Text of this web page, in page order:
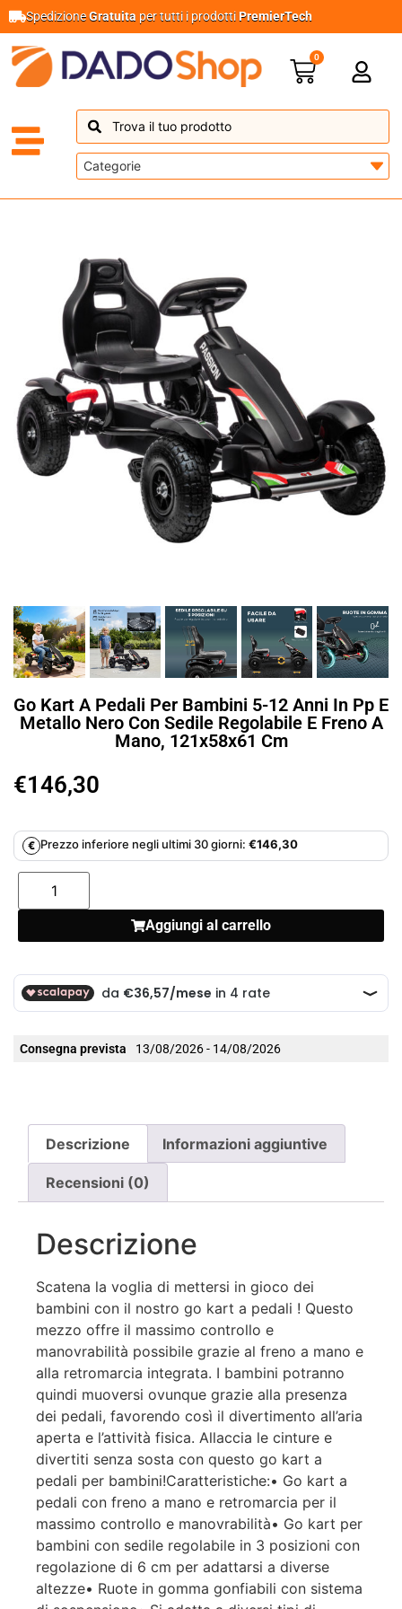
SpedizioneGratuita per tutti i prodottiPremierTech
0
Go Kart A Pedali Per Bambini 5-12 Anni In Pp E
Metallo Nero Con Sedile Regolabile E Freno A
Mano, 121x58x61 Cm
€146,30
€ Prezzo inferiore negli ultimi 30 giorni: €146,30
Aggiungi al carrello
Consegna prevista 13/08/2026 - 14/08/2026
Descrizione Informazioni aggiuntive
Recensioni (0)
Descrizione
Scatena la voglia di mettersi in gioco dei
bambini con il nostro go kart a pedali ! Questo
mezzo offre il massimo controllo e
manovrabilità possibile grazie al freno a mano e
alla retromarcia integrata. I bambini potranno
quindi muoversi ovunque grazie alla presenza
dei pedali, favorendo così il divertimento all’aria
aperta e l’attività fisica. Allaccia le cinture e
divertiti senza sosta con questo go kart a
pedali per bambini!Caratteristiche:• Go kart a
pedali con freno a mano e retromarcia per il
massimo controllo e manovrabilità• Go kart per
bambini con sedile regolabile in 3 posizioni con
regolazione di 6 cm per adattarsi a diverse
altezze• Ruote in gomma gonfiabili con sistema